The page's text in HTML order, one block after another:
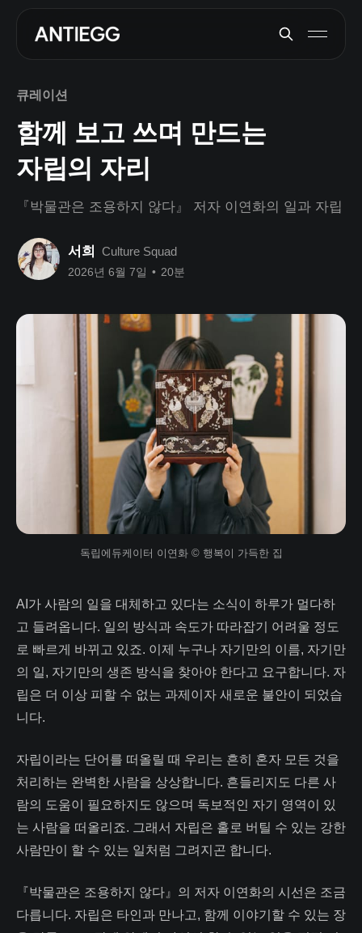
큐레이션
함께 보고 쓰며 만드는
자립의 자리
『박물관은 조용하지 않다』 저자 이연화의 일과 자립
서희 Culture Squad
2026년 6월 7일 • 20분
독립에듀케이터 이연화 © 행복이 가득한 집
AI가 사람의 일을 대체하고 있다는 소식이 하루가 멀다하
고 들려옵니다. 일의 방식과 속도가 따라잡기 어려울 정도
로 빠르게 바뀌고 있죠. 이제 누구나 자기만의 이름, 자기만
의 일, 자기만의 생존 방식을 찾아야 한다고 요구합니다. 자
립은 더 이상 피할 수 없는 과제이자 새로운 불안이 되었습
니다.
자립이라는 단어를 떠올릴 때 우리는 흔히 혼자 모든 것을
처리하는 완벽한 사람을 상상합니다. 흔들리지도 다른 사
람의 도움이 필요하지도 않으며 독보적인 자기 영역이 있
는 사람을 떠올리죠. 그래서 자립은 홀로 버틸 수 있는 강한
사람만이 할 수 있는 일처럼 그려지곤 합니다.
『박물관은 조용하지 않다』의 저자 이연화의 시선은 조금
다릅니다. 자립은 타인과 만나고, 함께 이야기할 수 있는 장